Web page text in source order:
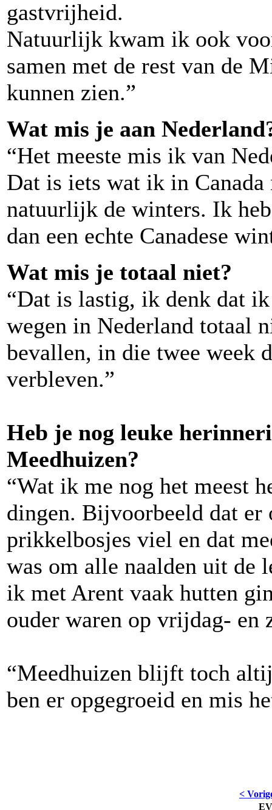
gastvrijheid.
Natuurlijk kwam ik ook
samen met de rest van de
kunnen zien.”
Wat mis je aan
“Het meeste mis ik van
Dat is iets wat ik in
natuurlijk de winters. Ik
dan een echte Canadese
Wat mis je totaal niet?
“Dat is lastig, ik denk dat
wegen in Nederland totaal
bevallen, in die twee week
verbleven.”
Heb je nog leuke
Meedhuizen?
“Wat ik me nog het meest
dingen. Bijvoorbeeld dat er
prikkelbosjes viel en dat
was om alle naalden uit de
ik met Arent vaak hutten
ouder waren op vrijdag- en
“Meedhuizen blijft toch
ben er opgegroeid en mis
<